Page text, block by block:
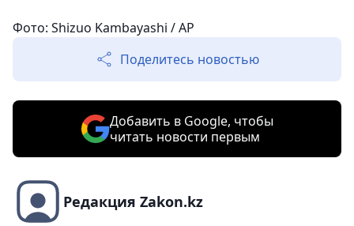
Фото: Shizuo Kambayashi / AP
Поделитесь новостью
Добавить в Google, чтобы
читать новости первым
Редакция Zakon.kz